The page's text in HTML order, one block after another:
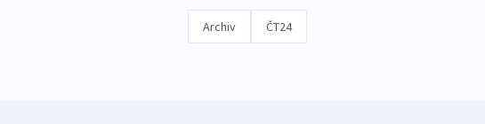
Archiv ČT24